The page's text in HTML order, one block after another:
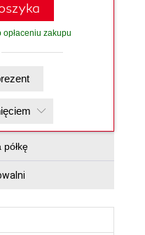
zakupu
na prezent